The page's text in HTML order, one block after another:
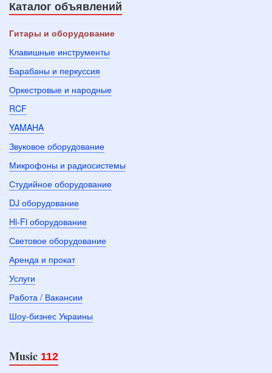
Каталог объявлений
Гитары и оборудование
Клавишные инструменты
Барабаны и перкуссия
Оркестровые и народные
RCF
YAMAHA
Звуковое оборудование
Микрофоны и радиосистемы
Студийное оборудование
DJ оборудование
Hi-Fi оборудование
Световое оборудование
Аренда и прокат
Услуги
Работа / Вакансии
Шоу-бизнес Украины
Music 112